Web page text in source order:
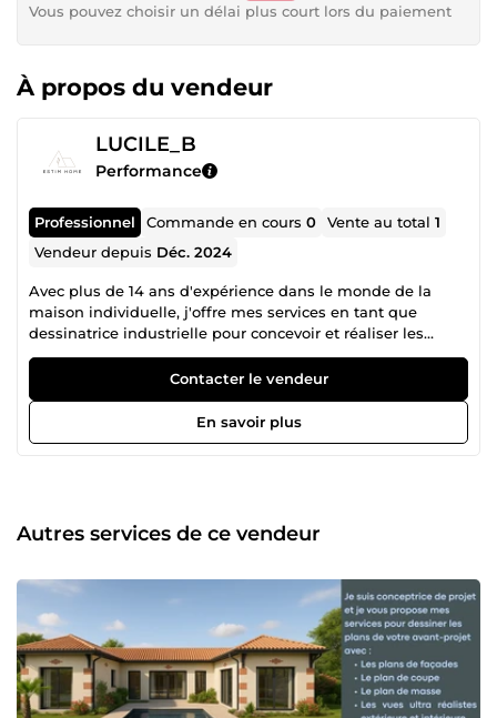
Vous pouvez choisir un délai plus court lors du paiement
À propos du vendeur
LUCILE_B
Performance
Professionnel Commande en cours0 Vente au total1
Vendeur depuis Déc. 2024
Avec plus de 14 ans d'expérience dans le monde de la
maison individuelle, j'offre mes services en tant que
dessinatrice industrielle pour concevoir et réaliser les
plans de la maison dont vous rêver.
Contacter le vendeur
En savoir plus
Autres services de ce vendeur